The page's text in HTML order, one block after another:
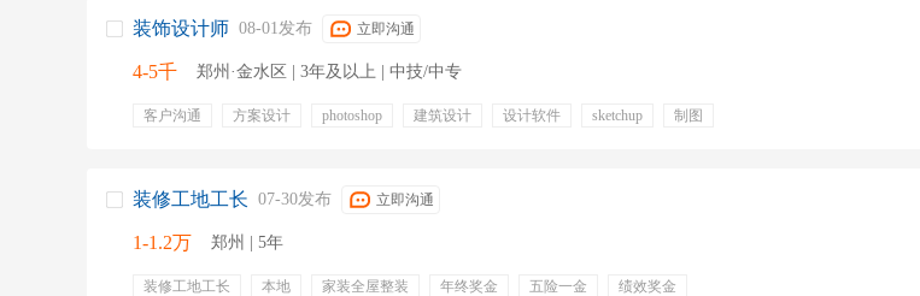
装饰设计师 08-01发布 立即沟通
4-5千 郑州·金水区 | 3年及以上 | 中技/中专
客户沟通 方案设计 photoshop 建筑设计 设计软件 sketchup 制图
装修工地工长 07-30发布 立即沟通
1-1.2万 郑州 | 5年
装修工地工长 本地 家装全屋整装 年终奖金 五险一金
绩效奖金